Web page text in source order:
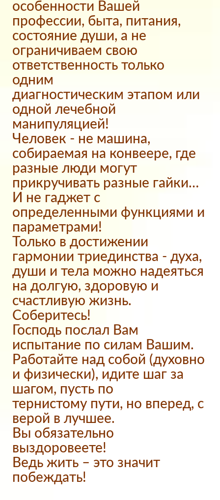
особенности Вашей
профессии, быта, питания,
состояние души, а не
ограничиваем свою
ответственность только
одним
диагностическим этапом или
одной лечебной
манипуляцией!
Человек - не машина,
собираемая на конвеере, где
разные люди могут
прикручивать разные гайки…
И не гаджет с
определенными функциями и
параметрами!
Только в достижении
гармонии триединства - духа,
души и тела можно надеяться
на долгую, здоровую и
счастливую жизнь.
Соберитесь!
Господь послал Вам
испытание по силам Вашим.
Работайте над собой (духовно
и физически), идите шаг за
шагом, пусть по
тернистому пути, но вперед, с
верой в лучшее.
Вы обязательно
выздоровеете!
Ведь жить – это значит
побеждать!